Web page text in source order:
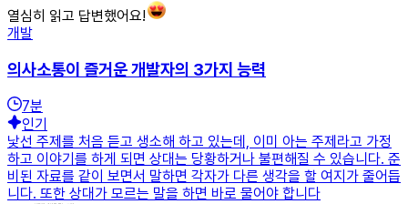
열심히 읽고 답변했어요!
개발
의사소통이 즐거운 개발자의 3가지 능력
7분
인기
낯선 주제를 처음 듣고 생소해 하고 있는데, 이미 아는 주제라고 가정
하고 이야기를 하게 되면 상대는 당황하거나 불편해질 수 있습니다. 준
비된 자료를 같이 보면서 말하면 각자가 다른 생각을 할 여지가 줄어듭
니다. 또한 상대가 모르는 말을 하면 바로 물어야 합니다